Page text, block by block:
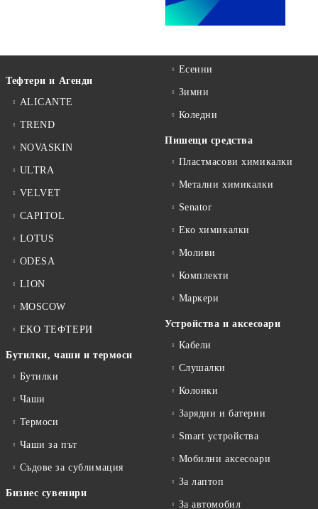
Тефтери и Агенди
ALICANTE
TREND
NOVASKIN
ULTRA
VELVET
CAPITOL
LOTUS
ODESA
LION
MOSCOW
ЕКО ТЕФТЕРИ
Бутилки, чаши и термоси
Бутилки
Чаши
Термоси
Чаши за път
Съдове за сублимация
Бизнес сувенири
Есенни
Зимни
Коледни
Пишещи средства
Пластмасови химикалки
Метални химикалки
Senator
Еко химикалки
Моливи
Комплекти
Маркери
Устройства и аксесоари
Кабели
Слушалки
Колонки
Зарядни и батерии
Smart устройства
Мобилни аксесоари
За лаптоп
За автомобил